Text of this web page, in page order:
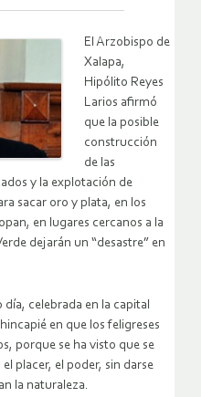
El Arzobispo de
Xalapa,
Hipólito Reyes
Larios afirmó
que la posible
construcción
de las
y la explotación de
sacar oro y plata, en los
en lugares cercanos a la
dejarán un “desastre” en
día, celebrada en la capital
en que los feligreses
porque se ha visto que se
placer, el poder, sin darse
la naturaleza.